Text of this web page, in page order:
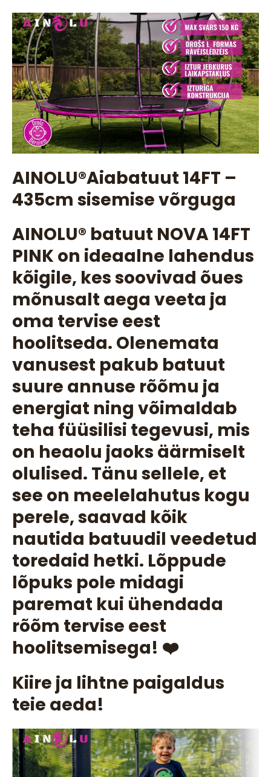
AINOLU®️Aiabatuut 14FT –
435cm sisemise võrguga
AINOLU®️ batuut NOVA 14FT
PINK on ideaalne lahendus
kõigile, kes soovivad õues
mõnusalt aega veeta ja
oma tervise eest
hoolitseda. Olenemata
vanusest pakub batuut
suure annuse rõõmu ja
energiat ning võimaldab
teha füüsilisi tegevusi, mis
on heaolu jaoks äärmiselt
olulised. Tänu sellele, et
see on meelelahutus kogu
perele, saavad kõik
nautida batuudil veedetud
toredaid hetki. Lõppude
lõpuks pole midagi
paremat kui ühendada
rõõm tervise eest
hoolitsemisega! ❤️
Kiire ja lihtne paigaldus
teie aeda!